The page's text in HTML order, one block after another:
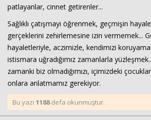
patlayanlar, cinnet getirenler...
Sağlıklı çatışmayı öğrenmek, geçmişin
gerçeklerini zehirlemesine izin vermemek...
hayaletleriyle, aczimizle, kendimizi
istismara uğradığımız zamanlarla
zamanki biz olmadığımızı, içimizdeki
onlara anlatmamız gerekiyor.
Bu yazı 1188defa okunmuştur.